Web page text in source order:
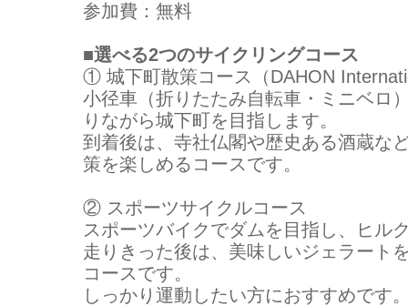
参加費：無料
■選べる2つのサイクリングコース
① 城下町散策コース（DAHON
小径車（折りたたみ自転車・ミニベロ
りながら城下町を目指します。
到着後は、寺社仏閣や歴史ある酒蔵な
策を楽しめるコースです。
② スポーツサイクルコース
スポーツバイクでダムを目指し、ヒル
走りきった後は、美味しいジェラート
コースです。
しっかり運動したい方におすすめです